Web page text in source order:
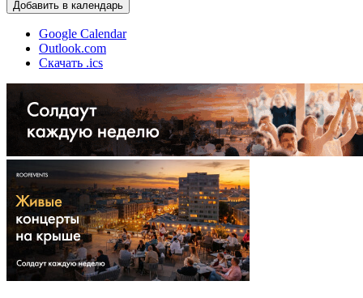
Добавить в календарь
Google Calendar
Outlook.com
Скачать .ics